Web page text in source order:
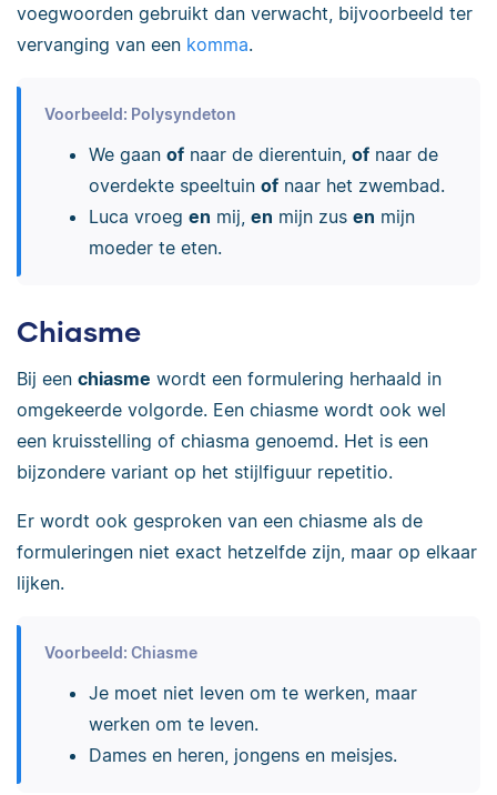
voegwoorden gebruikt dan verwacht, bijvoorbeeld ter
vervanging van een komma.
Voorbeeld: Polysyndeton
We gaan ofnaar de dierentuin, ofnaar de
overdekte speeltuin ofnaar het zwembad.
Luca vroeg en mij, en mijn zus en mijn
moeder te eten.
Chiasme
Bij een chiasme wordt een formulering herhaald in
omgekeerde volgorde. Een chiasme wordt ook wel
een kruisstelling of chiasma genoemd. Het is een
bijzondere variant op het stijlfiguur repetitio.
Er wordt ook gesproken van een chiasme als de
formuleringen niet exact hetzelfde zijn, maar op elkaar
lijken.
Voorbeeld: Chiasme
Je moet niet leven om te werken, maar
werken om te leven.
Dames en heren, jongens en meisjes.